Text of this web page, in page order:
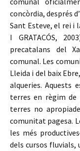
concòrdia, després
Sant Esteve, el rei i
I GRATACÓS,
precatalans del
comunal. Les
Lleida i del baix
alqueries. Aquests
terres en règim
terres no
comunitat pagesa.
les més
dels cursos fluvials,